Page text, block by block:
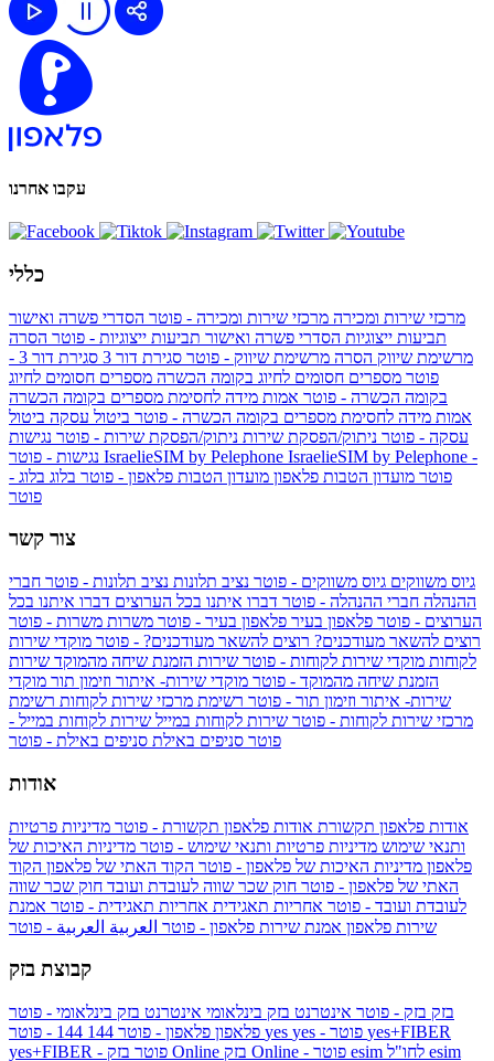
עקבו אחרנו
כללי
מרכזי שירות ומכירה מרכזי שירות ומכירה - פוטר הסדרי פשרה ואישור
תביעות ייצוגיות הסדרי פשרה ואישור תביעות ייצוגיות - פוטר הסרה
מרשימת שיווק הסרה מרשימת שיווק - פוטר סגירת דור 3
סגירת דור 3 -
פוטר מספרים חסומים לחיוג בקומה הכשרה מספרים חסומים לחיוג
בקומה הכשרה - פוטר אמות מידה לחסימת מספרים בקומה הכשרה
אמות מידה לחסימת מספרים בקומה הכשרה - פוטר ביטול עסקה ביטול
עסקה - פוטר ניתוק/הפסקת שירות ניתוק/הפסקת שירות - פוטר נגישות
IsraelieSIM by Pelephone IsraelieSIM by Pelephone -
פוטר מועדון הטבות פלאפון מועדון הטבות פלאפון - פוטר בלוג בלוג -
פוטר
צור קשר
גיוס משווקים גיוס משווקים - פוטר נציב תלונות נציב תלונות - פוטר חברי
ההנהלה חברי ההנהלה - פוטר דברו איתנו בכל הערוצים דברו איתנו בכל
הערוצים - פוטר פלאפון בעיר פלאפון בעיר - פוטר משרות משרות - פוטר
רוצים להשאר מעודכנים? רוצים להשאר מעודכנים? - פוטר מוקדי שירות
לקוחות מוקדי שירות לקוחות - פוטר שירות הזמנת שיחה מהמוקד שירות
הזמנת שיחה מהמוקד - פוטר מוקדי שירות- איתור וזימון תור מוקדי
שירות- איתור וזימון תור - פוטר רשימת מרכזי שירות לקוחות רשימת
מרכזי שירות לקוחות - פוטר שירות לקוחות במייל שירות לקוחות במייל -
פוטר סניפים באילת סניפים באילת - פוטר
אודות
אודות פלאפון תקשורת אודות פלאפון תקשורת - פוטר מדיניות פרטיות
ותנאי שימוש מדיניות פרטיות ותנאי שימוש - פוטר מדיניות האיכות של
פלאפון מדיניות האיכות של פלאפון - פוטר הקוד האתי של פלאפון הקוד
האתי של פלאפון - פוטר חוק שכר שווה לעובדת ועובד חוק שכר שווה
לעובדת ועובד - פוטר אחריות תאגידית אחריות תאגידית - פוטר אמנת
שירות פלאפון אמנת שירות פלאפון - פוטר العربية العربية - פוטר
קבוצת בזק
בזק בזק - פוטר אינטרנט בזק בינלאומי אינטרנט בזק בינלאומי - פוטר
פלאפון פלאפון - פוטר 144 yes
yes+FIBER
yes+FIBER - פוטר בזק Online esim